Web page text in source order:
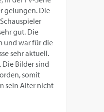
gelungen. Die
gut. Die
und war für die
sehr aktuell.
Die Bilder sind
somit
sein Alter nicht